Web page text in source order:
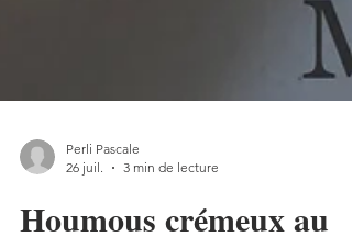
26 juil.
3 min de lecture